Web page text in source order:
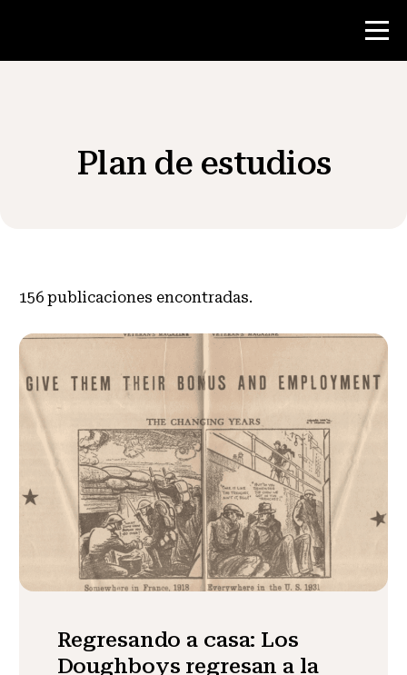
Recursos para maestros
Involucrarse
Plan de estudios
156 publicaciones encontradas.
Regresando a casa: Los
Doughboys regresan a la